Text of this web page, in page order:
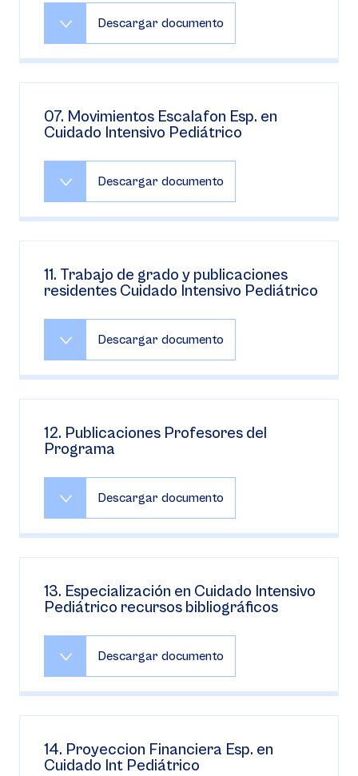
Descargar documento
07. Movimientos Escalafon Esp. en
Cuidado Intensivo Pediátrico
Descargar documento
11. Trabajo de grado y publicaciones
residentes Cuidado Intensivo Pediátrico
Descargar documento
12. Publicaciones Profesores del
Programa
Descargar documento
13. Especialización en Cuidado Intensivo
Pediátrico recursos bibliográficos
Descargar documento
14. Proyeccion Financiera Esp. en
Cuidado Int Pediátrico